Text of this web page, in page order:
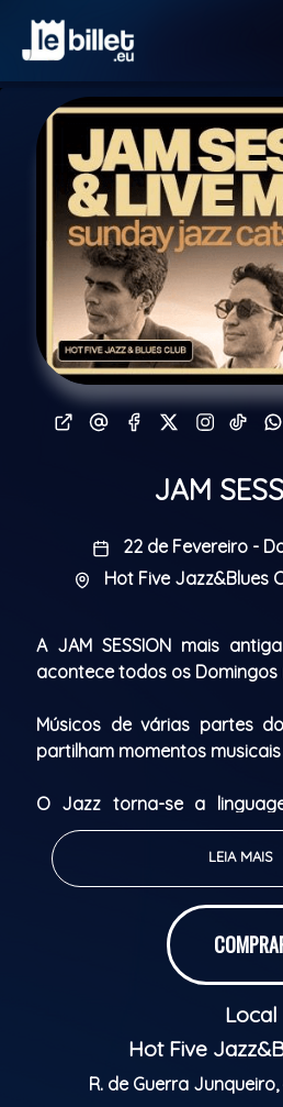
JAM
22 de Fevereiro -
Hot Five Jazz&Blues
A JAM SESSION mais
acontece todos os Domingos
Músicos de várias partes
partilham momentos
O Jazz torna-se a
Session!
The oldest JAM SESSION in
Sunday on the Hot Five stage.
Musicians from all over the
share musical moments with
Session!
LEIA MAIS
Local
Hot Five
R. de Guerra Junqueiro,